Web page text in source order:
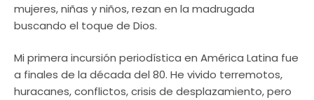
mujeres, niñas y niños, rezan en la madrugada
buscando el toque de Dios.
Mi primera incursión periodística en América Latina fue
a finales de la década del 80. He vivido terremotos,
huracanes, conflictos, crisis de desplazamiento, pero